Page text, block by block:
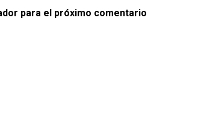
para el próximo comentario